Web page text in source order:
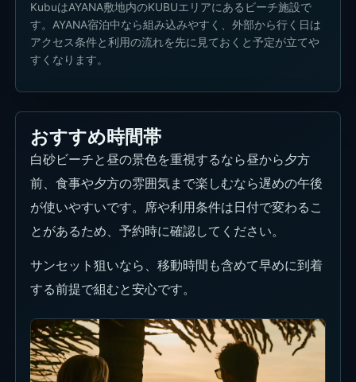
KubuはAYANA敷地内のKUBUエリアにあるビーチ施設で
す。AYANA宿泊中なら組み込みやすく、外部から行く日は
アクセス条件と利用の流れを先に見ておくと予定が立てや
すくなります。
おすすめ時間帯
白砂ビーチと昼の景色を重視するなら昼から夕方
前、食事や夕方の雰囲気まで楽しむなら遅めの午後
が使いやすいです。席や利用条件は日付で変わるこ
とがあるため、予約時に確認してください。
サンセット狙いなら、移動時間も含めて早めに到着
する前提で組むと安心です。